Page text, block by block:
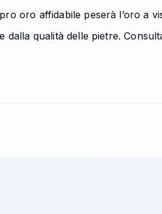
oro affidabile peserà l’oro a
dalla qualità delle pietre.